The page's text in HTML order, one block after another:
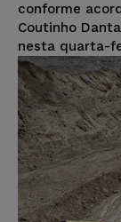
conforme
Coutinho
nesta quarta-